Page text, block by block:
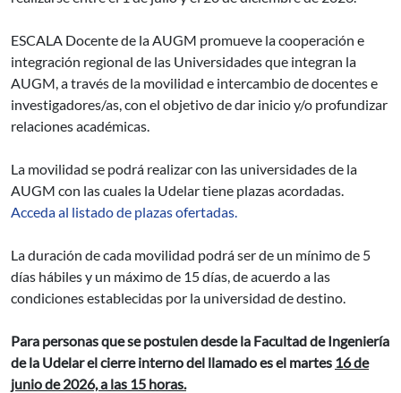
ESCALA Docente de la AUGM promueve la cooperación e
integración regional de las Universidades que integran la
AUGM, a través de la movilidad e intercambio de docentes e
investigadores/as, con el objetivo de dar inicio y/o profundizar
relaciones académicas.
La movilidad se podrá realizar con las universidades de la
AUGM con las cuales la Udelar tiene plazas acordadas.
Acceda al listado de plazas ofertadas.
La duración de cada movilidad podrá ser de un mínimo de 5
días hábiles y un máximo de 15 días, de acuerdo a las
condiciones establecidas por la universidad de destino.
Para personas que se postulen desde la Facultad de Ingeniería
de la Udelar el cierre interno del llamado es el martes 16 de
junio de 2026, a las 15 horas.